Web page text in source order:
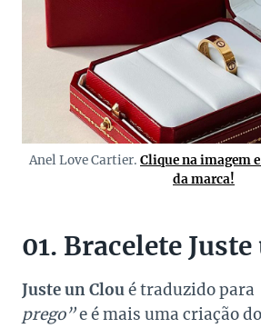
Anel Love Cartier. Clique na imagem
da marca!
01. Bracelete
Juste un Cloué traduzido para
prego”e é mais uma criação